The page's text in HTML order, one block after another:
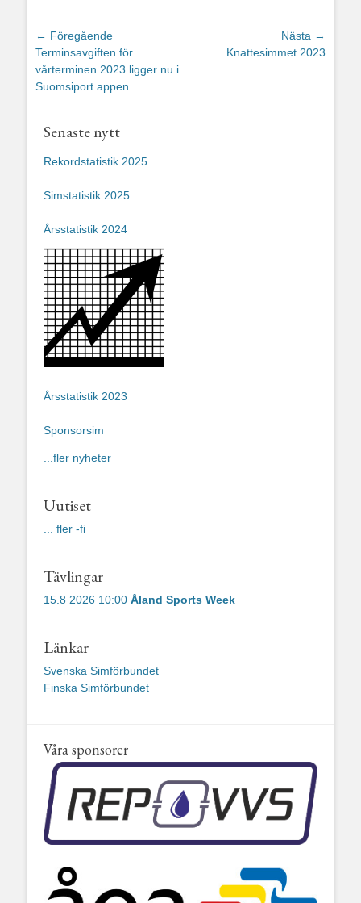
Inläggsnavigering
← Föregående
Föregående
inlägg:
Terminsavgiften för
vårterminen 2023 ligger nu i
Suomsiport appen
Nästa →
Knattesimmet 2023
Senaste nytt
Rekordstatistik 2025
Simstatistik 2025
Årsstatistik 2024
Årsstatistik 2023
Sponsorsim
...fler nyheter
Uutiset
... fler -fi
Tävlingar
15.8 2026 10:00 Åland Sports Week
Länkar
Svenska Simförbundet
Finska Simförbundet
Våra sponsorer